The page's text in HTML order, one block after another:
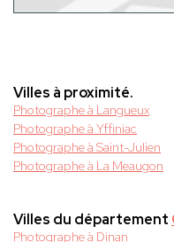
Villes à proximité.
Photographe à Langueux
Photographe à Yffiniac
Photographe à Saint-Julien
Photographe à La Meaugon
Villes du département
Photographe à Dinan